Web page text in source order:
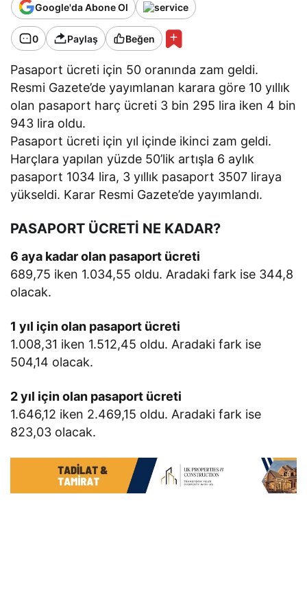
Google'da Abone Ol
0 Paylaş Beğen
Pasaport ücreti için 50 oranında zam geldi.
Resmi Gazete’de yayımlanan karara göre 10 yıllık
olan pasaport harç ücreti 3 bin 295 lira iken 4 bin
943 lira oldu.
Pasaport ücreti için yıl içinde ikinci zam geldi.
Harçlara yapılan yüzde 50’lik artışla 6 aylık
pasaport 1034 lira, 3 yıllık pasaport 3507 liraya
yükseldi. Karar Resmi Gazete’de yayımlandı.
PASAPORT ÜCRETİ NE KADAR?
6 aya kadar olan pasaport ücreti
689,75 iken 1.034,55 oldu. Aradaki fark ise 344,8
olacak.
1 yıl için olan pasaport ücreti
1.008,31 iken 1.512,45 oldu. Aradaki fark ise
504,14 olacak.
2 yıl için olan pasaport ücreti
1.646,12 iken 2.469,15 oldu. Aradaki fark ise
823,03 olacak.